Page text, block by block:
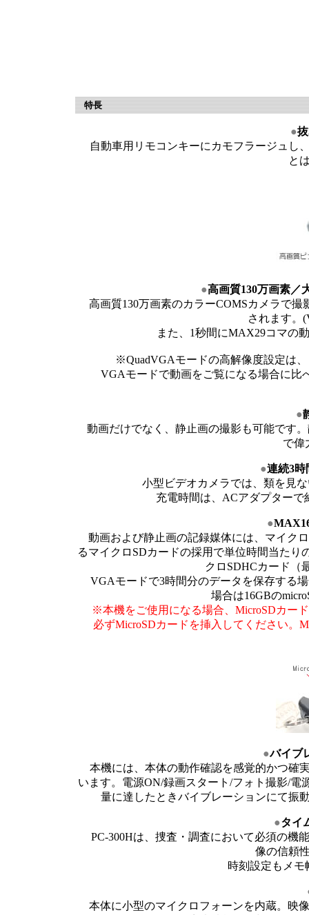
特長
●
自動車用リモコンキーにカモフラージュし
と
●高画質130万画素／
高画質130万画素のカラーCOMSカメラで撮
されます。
また、1秒間にMAX29コマの
※QuadVGAモードの高解像度設定は、
VGAモードで動画をご覧になる場合に比べ
●
動画だけでなく、静止画の撮影も可能です
で偉
●連続3時
小型ビデオカメラでは、類を見
充電時間は、ACアダプターで
●
動画および静止画の記録媒体には、マイク
るマイクロSDカードの採用で単位時間当た
クロSDHCカード（
VGAモードで3時間分のデータを保存する
場合は16GBの
※本機をご使用になる場合、MicroSDカー
必ずMicroSDカードを挿入してください。
●バイブ
本機には、本体の動作確認を感覚的かつ確
います。電源ON/録画スタート/フォト撮影/電
量に達したときバイブレーションにて振
●タイ
PC-300Hは、捜査・調査において必須の機
像の信頼
時刻設定もメモ
本体に小型のマイクロフォーンを内蔵。映